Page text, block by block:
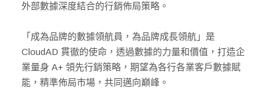
外部數據深度結合的行銷佈局策略。
「成為品牌的數據領航員，為品牌成長領航」是
CloudAD 貫徹的使命，透過數據的力量和價值，打造企
業量身 A+ 領先行銷策略，期望為各行各業客戶數據賦
能，精準佈局市場，共同邁向巔峰。